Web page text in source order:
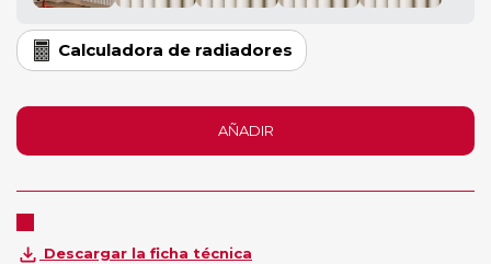
Calculadora de radiadores
AÑADIR
Descargar la ficha técnica